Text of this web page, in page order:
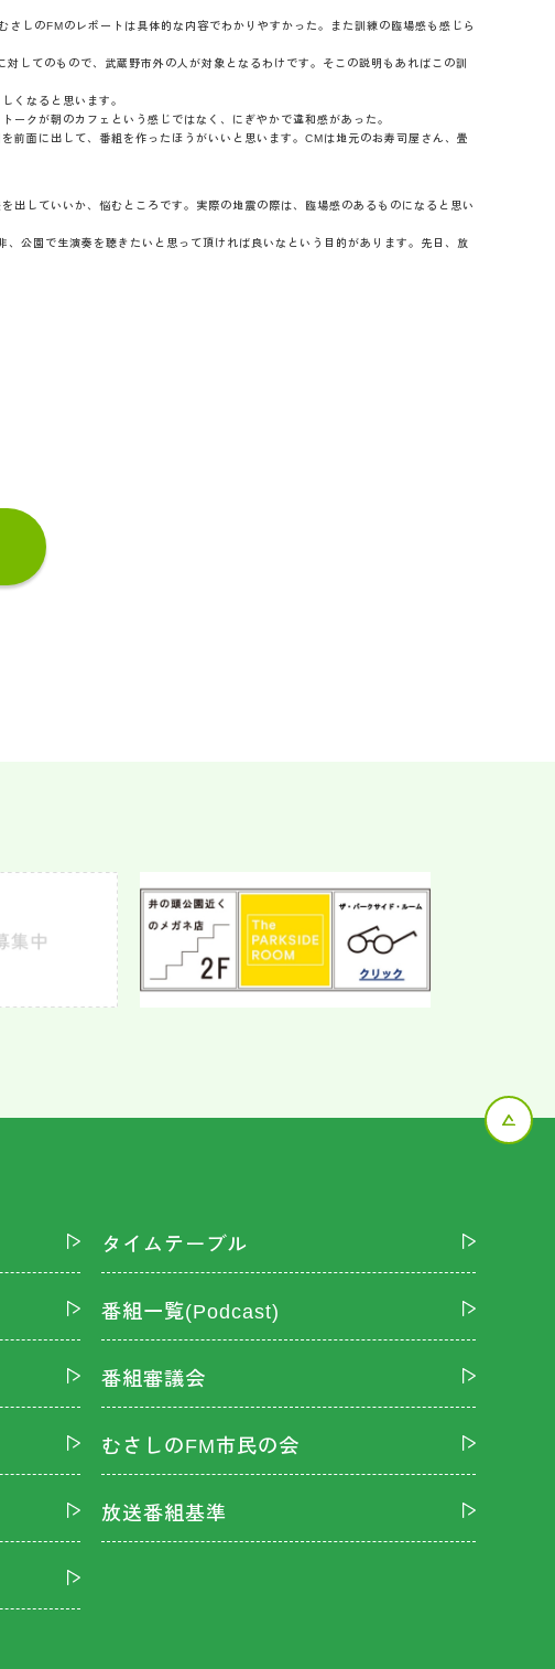
しのFMのレポートは具体的な内容でわかりやすかった。また訓練の臨場感も感じら
してのもので、武蔵野市外の人が対象となるわけです。そこの説明もあればこの訓
くなると思います。
ークが朝のカフェという感じではなく、にぎやかで違和感があった。
前面に出して、番組を作ったほうがいいと思います。CMは地元のお寿司屋さん、畳
出していいか、悩むところです。実際の地震の際は、臨場感のあるものになると思い
公園で生演奏を聴きたいと思って頂ければ良いなという目的があります。先日、放
タイムテーブル
番組一覧(Podcast)
番組審議会
むさしのFM市民の会
放送番組基準